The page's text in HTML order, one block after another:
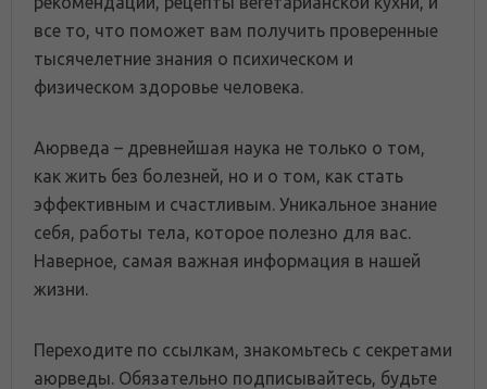
все то, что поможет вам получить проверенные
тысячелетние знания о психическом и
физическом здоровье человека.
Аюрведа – древнейшая наука не только о том,
как жить без болезней, но и о том, как стать
эффективным и счастливым. Уникальное знание
себя, работы тела, которое полезно для вас.
Наверное, самая важная информация в нашей
жизни.
Переходите по ссылкам, знакомьтесь с секретами
аюрведы. Обязательно подписывайтесь, будьте